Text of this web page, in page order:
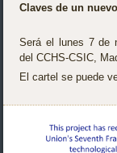
Claves de un
Será el lunes 7 de
del CCHS-CSIC,
El cartel se puede